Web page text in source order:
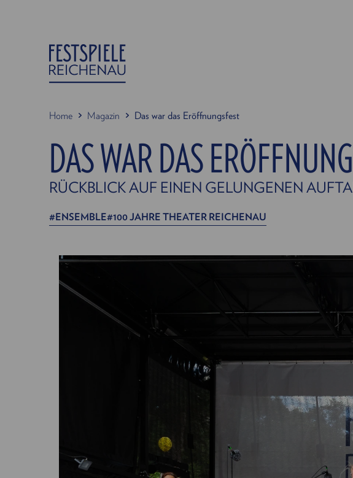
Home Magazin Das war das Eröffnungsfest
DAS WAR DAS
RÜCKBLICK AUF EINEN GELUNGENEN
ENSEMBLE 100 JAHRE THEATER REICHENAU